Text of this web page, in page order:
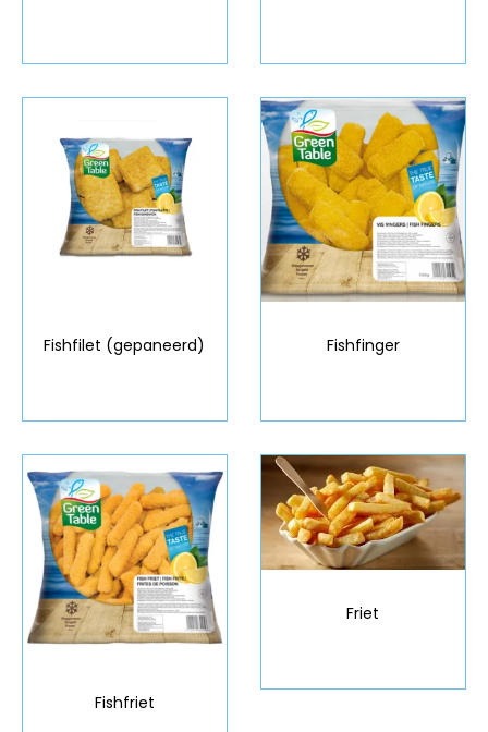
Fishfilet (gepaneerd) Fishfinger
Fishfriet
Friet